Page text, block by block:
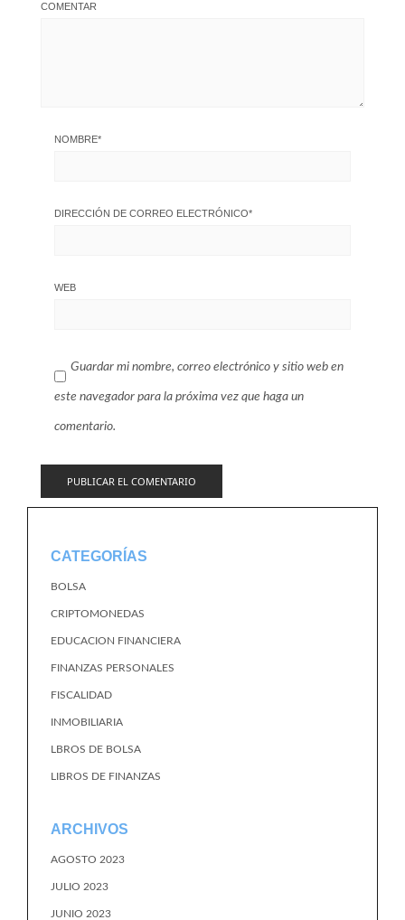
COMENTAR
NOMBRE*
DIRECCIÓN DE CORREO ELECTRÓNICO*
WEB
Guardar mi nombre, correo electrónico y sitio web en
este navegador para la próxima vez que haga un
comentario.
CATEGORÍAS
BOLSA
CRIPTOMONEDAS
EDUCACION FINANCIERA
FINANZAS PERSONALES
FISCALIDAD
INMOBILIARIA
LBROS DE BOLSA
LIBROS DE FINANZAS
ARCHIVOS
AGOSTO 2023
JULIO 2023
JUNIO 2023